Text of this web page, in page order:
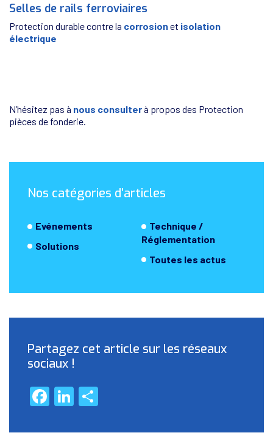
Selles de rails ferroviaires
Protection durable contre la corrosionet isolation
électrique
N’hésitez pas à nous consulterà propos des Protection
pièces de fonderie.
Nos catégories d’articles
Evénements
Solutions
Technique /
Réglementation
Toutes les actus
Partagez cet article sur les réseaux
sociaux !
Facebook
LinkedIn